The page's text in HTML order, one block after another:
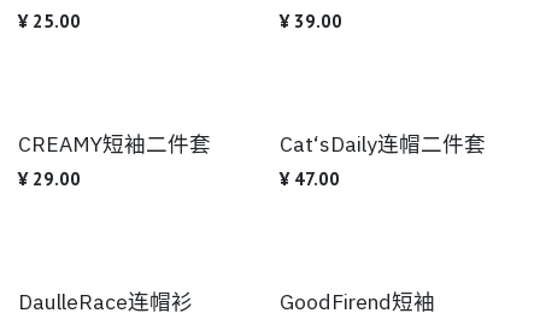
¥ 25.00 ¥ 39.00
CREAMY短袖二件套
¥ 29.00
Cat‘sDaily连帽二件套
¥ 47.00
DaulleRace连帽衫 GoodFirend短袖